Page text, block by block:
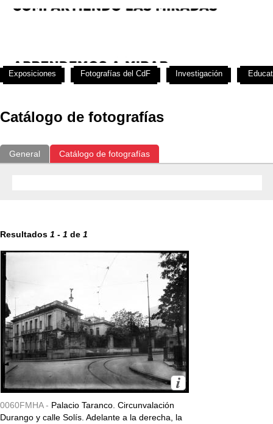
Catálogo de fotografías
General Catálogo de fotografías
Resultados 1 - 1 de 1
0060FMHA - Palacio Taranco. Circunvalación
Durango y calle Solís. Adelante a la derecha, la
Exposiciones Fotografías del CdF Investigación